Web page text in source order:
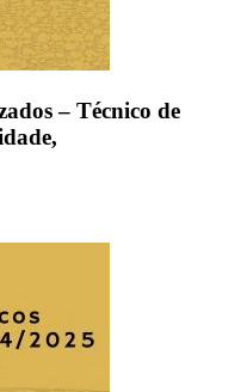
– Técnico de